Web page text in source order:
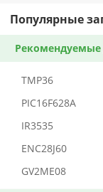
Популярные
Рекомендуемые
TMP36
PIC16F628A
IR3535
ENC28J60
GV2ME08